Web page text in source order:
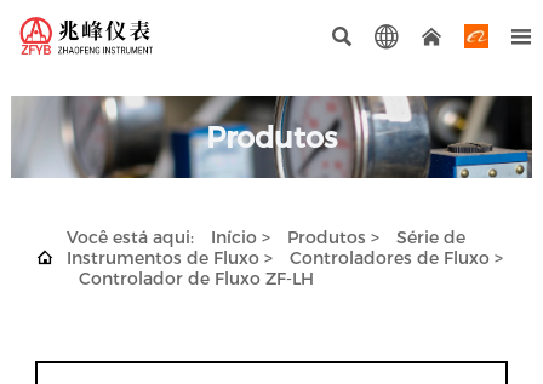
   
Produtos

Você está aqui: Início> Produtos >
Série de
Instrumentos de Fluxo> Controladores de Fluxo>
Controlador de Fluxo ZF-LH